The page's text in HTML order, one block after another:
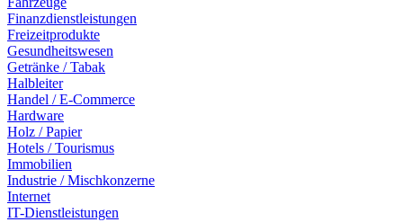
Finanzdienstleistungen
Freizeitprodukte
Gesundheitswesen
Getränke / Tabak
Halbleiter
Handel / E-Commerce
Hardware
Holz / Papier
Hotels / Tourismus
Immobilien
Industrie / Mischkonzerne
Internet
IT-Dienstleistungen